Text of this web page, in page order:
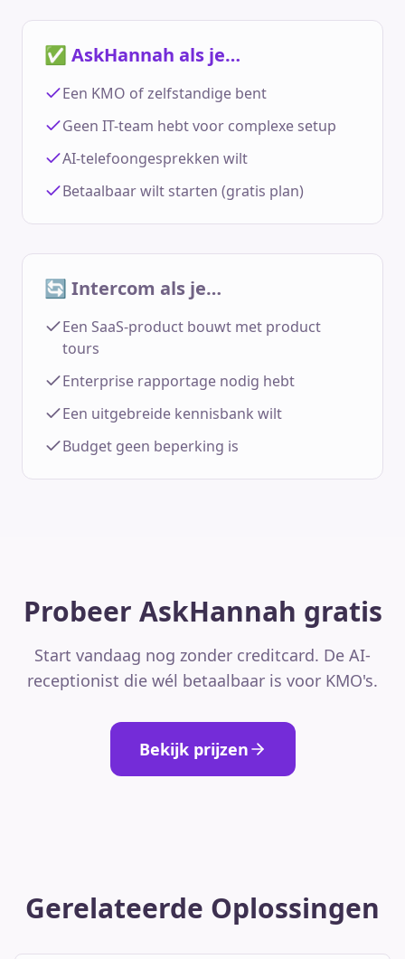
✅ AskHannah als je…
Een KMO of zelfstandige bent
Geen IT-team hebt voor complexe setup
AI-telefoongesprekken wilt
Betaalbaar wilt starten (gratis plan)
🔄 Intercom als je…
Een SaaS-product bouwt met product
tours
Enterprise rapportage nodig hebt
Een uitgebreide kennisbank wilt
Budget geen beperking is
Probeer AskHannah gratis
Start vandaag nog zonder creditcard. De AI-
receptionist die wél betaalbaar is voor KMO's.
Bekijk prijzen
Gerelateerde Oplossingen